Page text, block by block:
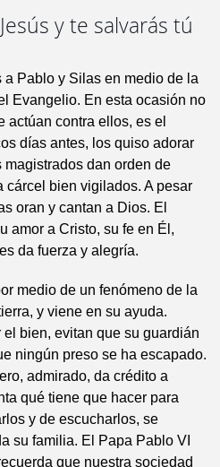
y te salvarás tú
a Pablo y Silas en medio de la
Evangelio. En esta ocasión no
actúan contra ellos, es el
días antes, los quiso adorar
dan orden de
cárcel bien vigilados. A pesar
oran y cantan a Dios. El
amor a Cristo, su fe en Él,
da fuerza y alegría.
medio de un fenómeno de la
y viene en su ayuda.
bien, evitan que su guardián
ningún preso se ha escapado.
admirado, da crédito a
qué tiene que hacer para
y de escucharlos, se
su familia. El Papa Pablo VI
que nuestra sociedad